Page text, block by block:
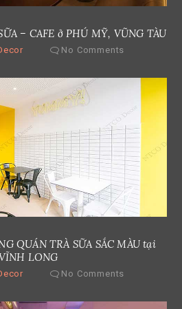
– CAFE ở PHÚ MỸ, VŨNG TÀU
No Comments
QUÁN TRÀ SỮA SẮC MÀU tại
LONG
No Comments